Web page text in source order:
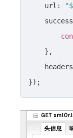
url :
success
},
headers
});